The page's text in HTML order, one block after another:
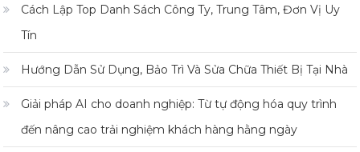
Cách Lập Top Danh Sách Công Ty, Trung Tâm, Đơn Vị Uy
Tín
Hướng Dẫn Sử Dụng, Bảo Trì Và Sửa Chữa Thiết Bị Tại Nhà
Giải pháp AI cho doanh nghiệp: Từ tự động hóa quy trình
đến nâng cao trải nghiệm khách hàng hằng ngày